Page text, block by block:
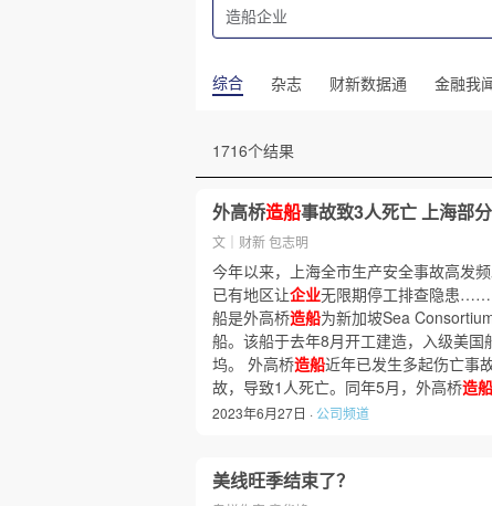
综合 杂志 财新数据通 金融我
1716个结果
外高桥造船事故致3人死亡 上海部分
文｜财新 包志明
今年以来，上海全市生产安全事故高发
已有地区让企业无限期停工排查隐患……
船是外高桥造船为新加坡Sea
船。该船于去年8月开工建造，入级美
坞。 外高桥造船近年已发生多起伤亡事
故，导致1人死亡。同年5月，外高桥造船
2023年6月27日 · 公司频道
美线旺季结束了？